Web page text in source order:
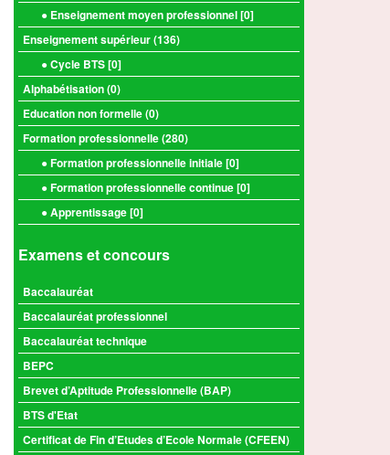
● Enseignement moyen professionnel [0]
Enseignement supérieur (136)
● Cycle BTS [0]
Alphabétisation (0)
Education non formelle (0)
Formation professionnelle (280)
● Formation professionnelle initiale [0]
● Formation professionnelle continue [0]
● Apprentissage [0]
Examens et concours
Baccalauréat
Baccalauréat professionnel
Baccalauréat technique
BEPC
Brevet d’Aptitude Professionnelle (BAP)
BTS d'Etat
Certificat de Fin d’Etudes d’Ecole Normale (CFEEN)